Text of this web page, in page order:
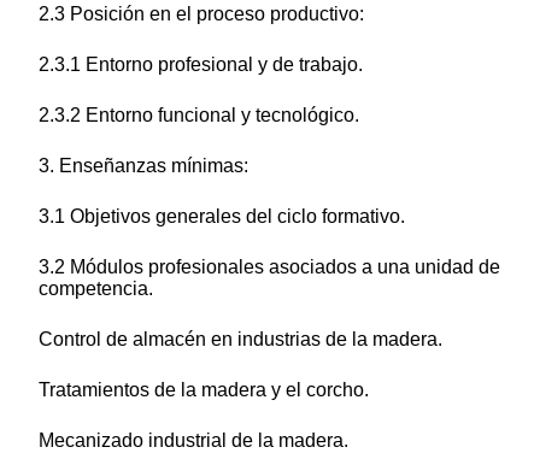
2.3 Posición en el proceso productivo:
2.3.1 Entorno profesional y de trabajo.
2.3.2 Entorno funcional y tecnológico.
3. Enseñanzas mínimas:
3.1 Objetivos generales del ciclo formativo.
3.2 Módulos profesionales asociados a una unidad de
competencia.
Control de almacén en industrias de la madera.
Tratamientos de la madera y el corcho.
Mecanizado industrial de la madera.